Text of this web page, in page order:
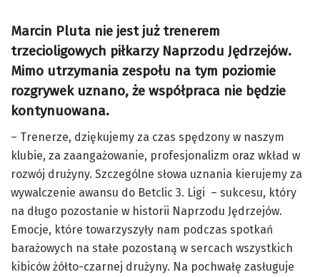
Marcin Pluta nie jest już trenerem
trzecioligowych piłkarzy Naprzodu Jędrzejów.
Mimo utrzymania zespołu na tym poziomie
rozgrywek uznano, że współpraca nie będzie
kontynuowana.
– Trenerze, dziękujemy za czas spędzony w naszym
klubie, za zaangażowanie, profesjonalizm oraz wkład w
rozwój drużyny. Szczególne słowa uznania kierujemy za
wywalczenie awansu do Betclic 3. Ligi – sukcesu, który
na długo pozostanie w historii Naprzodu Jędrzejów.
Emocje, które towarzyszyły nam podczas spotkań
barażowych na stałe pozostaną w sercach wszystkich
kibiców żółto-czarnej drużyny. Na pochwałę zasługuje